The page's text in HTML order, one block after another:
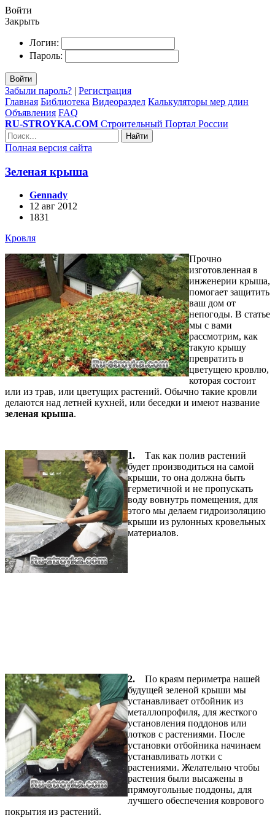
Войти
Закрыть
Логин:
Пароль:
Войти
Забыли пароль? | Регистрация
Главная Библиотека Видеораздел Калькуляторы мер длин
Объявления FAQ
RU-STROYKA.COM Строительный Портал России
Найти
Полная версия сайта
Зеленая крыша
Gennady
12 авг 2012
1831
Кровля
Прочно
изготовленная в
инженерии крыша,
помогает защитить
ваш дом от
непогоды. В статье
мы с вами
рассмотрим, как
такую крышу
превратить в
цветущею кровлю,
которая состоит
или из трав, или цветущих растений. Обычно такие кровли
делаются над летней кухней, или беседки и имеют название
зеленая крыша.
1.
Так как полив растений
будет производиться на самой
крыши, то она должна быть
герметичной и не пропускать
воду вовнутрь помещения, для
этого мы делаем гидроизоляцию
крыши из рулонных кровельных
материалов.
2.
По краям периметра нашей
будущей зеленой крыши мы
устанавливает отбойник из
металлопрофиля, для жесткого
установления поддонов или
лотков с растениями. После
установки отбойника начинаем
устанавливать лотки с
растениями. Желательно чтобы
растения были высажены в
прямоугольные поддоны, для
лучшего обеспечения коврового
покрытия из растений.